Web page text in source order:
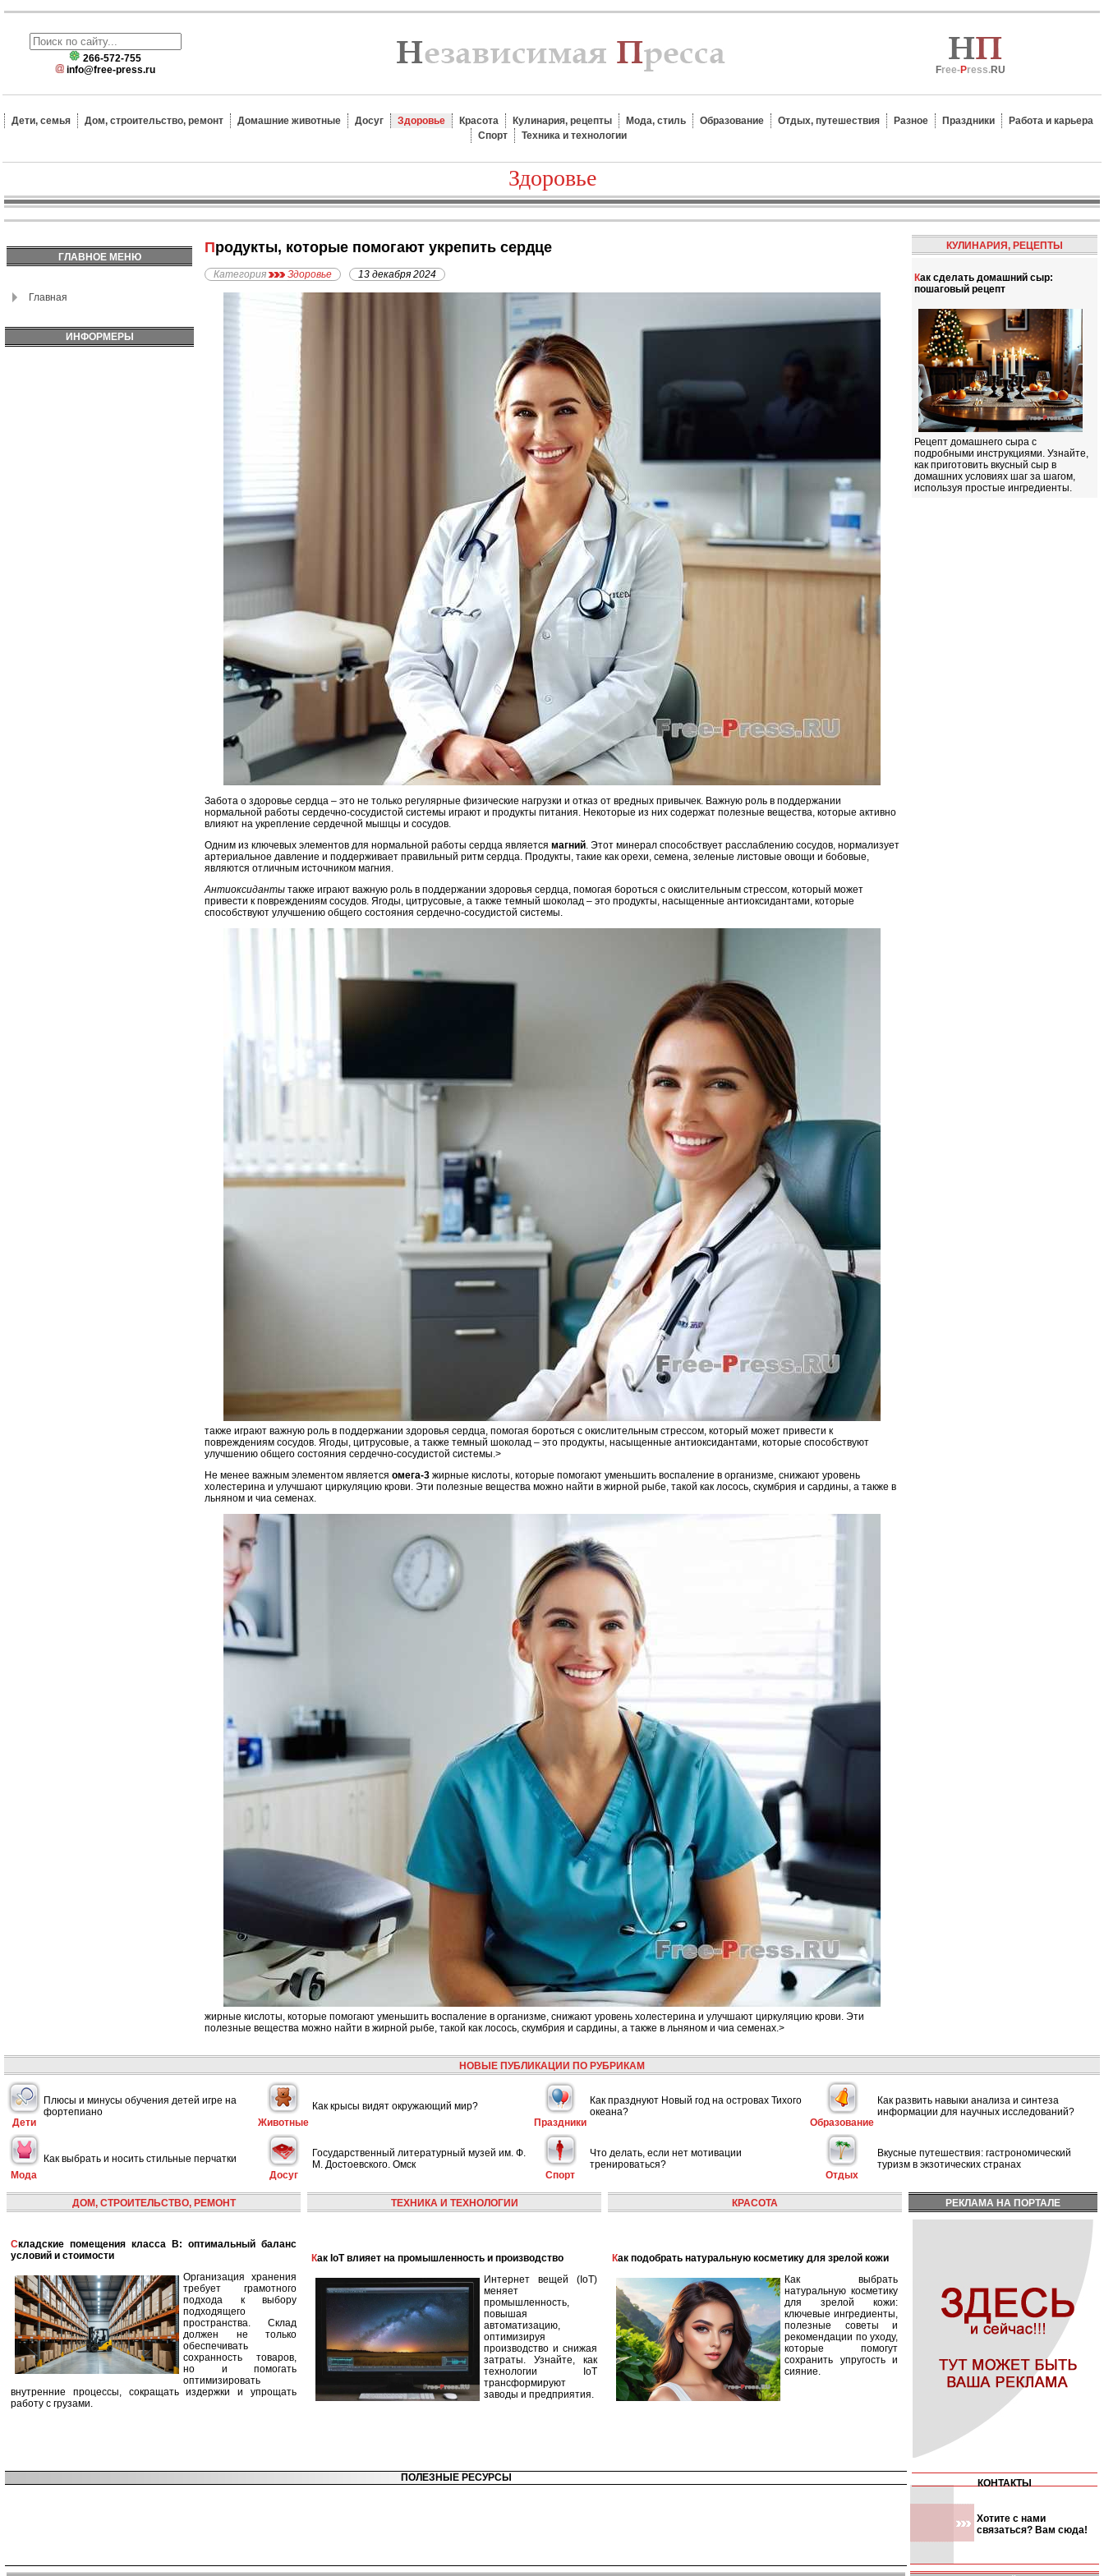
266-572-755
info@free-press.ru
Free-Press.RU
Дети, семья Дом, строительство, ремонт Домашние животные Досуг Здоровье Красота Кулинария, рецепты Мода, стиль Образование Отдых, путешествия Разное Праздники
Работа и карьера
Спорт
Техника и технологии
Здоровье
ГЛАВНОЕ МЕНЮ
Главная
ИНФОРМЕРЫ
Продукты, которые помогают укрепить сердце
Категория Здоровье 13 декабря 2024
Забота о здоровье сердца – это не только регулярные физические нагрузки и отказ от вредных привычек. Важную роль в поддержании
нормальной работы сердечно-сосудистой системы играют и продукты питания. Некоторые из них содержат полезные вещества, которые активно
влияют на укрепление сердечной мышцы и сосудов.
Одним из ключевых элементов для нормальной работы сердца является магний. Этот минерал способствует расслаблению сосудов, нормализует
артериальное давление и поддерживает правильный ритм сердца. Продукты, такие как орехи, семена, зеленые листовые овощи и бобовые,
являются отличным источником магния.
Антиоксиданты также играют важную роль в поддержании здоровья сердца, помогая бороться с окислительным стрессом, который может
привести к повреждениям сосудов. Ягоды, цитрусовые, а также темный шоколад – это продукты, насыщенные антиоксидантами, которые
способствуют улучшению общего состояния сердечно-сосудистой системы.
также играют важную роль в поддержании здоровья сердца, помогая бороться с окислительным стрессом, который может привести к
повреждениям сосудов. Ягоды, цитрусовые, а также темный шоколад – это продукты, насыщенные антиоксидантами, которые способствуют
улучшению общего состояния сердечно-сосудистой системы.>
Не менее важным элементом является омега-3 жирные кислоты, которые помогают уменьшить воспаление в организме, снижают уровень
холестерина и улучшают циркуляцию крови. Эти полезные вещества можно найти в жирной рыбе, такой как лосось, скумбрия и сардины, а также в
льняном и чиа семенах.
жирные кислоты, которые помогают уменьшить воспаление в организме, снижают уровень холестерина и улучшают циркуляцию крови. Эти
полезные вещества можно найти в жирной рыбе, такой как лосось, скумбрия и сардины, а также в льняном и чиа семенах.>
КУЛИНАРИЯ, РЕЦЕПТЫ
Как сделать домашний сыр:
пошаговый рецепт
Рецепт домашнего сыра с
подробными инструкциями. Узнайте,
как приготовить вкусный сыр в
домашних условиях шаг за шагом,
используя простые ингредиенты.
НОВЫЕ ПУБЛИКАЦИИ ПО РУБРИКАМ
Дети
Плюсы и минусы обучения детей игре на
фортепиано
Животные
Как крысы видят окружающий мир?
Праздники
Как празднуют Новый год на островах Тихого
океана?
Образование
Как развить навыки анализа и синтеза
информации для научных исследований?
Мода
Как выбрать и носить стильные перчатки
Досуг
Государственный литературный музей им. Ф.
М. Достоевского. Омск
Спорт
Что делать, если нет мотивации
тренироваться?
Отдых
Вкусные путешествия: гастрономический
туризм в экзотических странах
ДОМ, СТРОИТЕЛЬСТВО, РЕМОНТ
Складские помещения класса B: оптимальный баланс
условий и стоимости
Организация хранения
требует грамотного
подхода к выбору
подходящего
пространства. Склад
должен не только
обеспечивать
сохранность товаров,
но и помогать
оптимизировать
внутренние процессы, сокращать издержки и упрощать
работу с грузами.
ТЕХНИКА И ТЕХНОЛОГИИ
Как IoT влияет на промышленность и производство
Интернет вещей (IoT)
меняет
промышленность,
повышая
автоматизацию,
оптимизируя
производство и снижая
затраты. Узнайте, как
технологии IoT
трансформируют
заводы и предприятия.
КРАСОТА
Как подобрать натуральную косметику для зрелой кожи
Как выбрать
натуральную косметику
для зрелой кожи:
ключевые ингредиенты,
полезные советы и
рекомендации по уходу,
которые помогут
сохранить упругость и
сияние.
РЕКЛАМА НА ПОРТАЛЕ
ПОЛЕЗНЫЕ РЕСУРСЫ КОНТАКТЫ
Хотите с нами
связаться? Вам сюда!